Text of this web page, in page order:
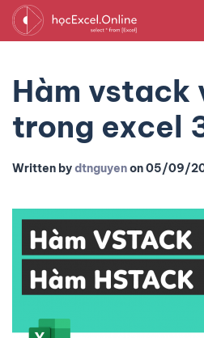
Hàm vstack
trong excel
Written bydtnguyenon05/09/